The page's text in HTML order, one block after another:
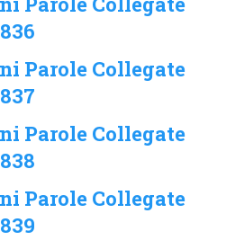
Parole Collegate
Parole Collegate
Parole Collegate